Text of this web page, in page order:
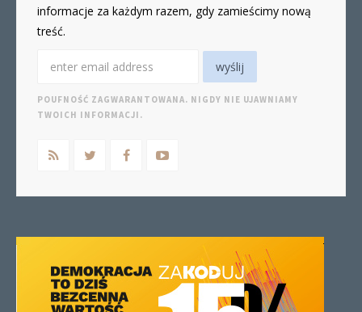
informacje za każdym razem, gdy zamieścimy nową
treść.
POUFNOŚĆ ZAGWARANTOWANA. NIGDY NIE UJAWNIAMY
TWOICH INFORMACJI.